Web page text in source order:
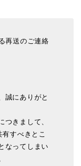
再送のご連絡
誠にありがと
きまして、
すべきとこ
なってしまい